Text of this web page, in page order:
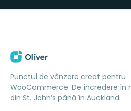
Punctul de vânzare creat pentru
WooCommerce. De încredere în
din St. John’s până în Auckland.